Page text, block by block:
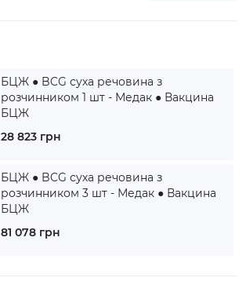
БЦЖ ● BCG суха речовина з
розчинником 1 шт - Медак ● Вакцина
БЦЖ
28 823 грн
БЦЖ ● BCG суха речовина з
розчинником 3 шт - Медак ● Вакцина
БЦЖ
81 078 грн